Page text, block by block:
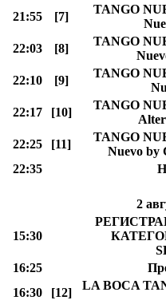
21:55
[7]
TANGO
22:03
[8]
TANGO
22:10
[9]
TANGO
22:17
[10]
TANGO
22:25
[11]
TANGO
Nuevo by
22:35
2
15:30
16:25
16:30
[12]
LA BOCA